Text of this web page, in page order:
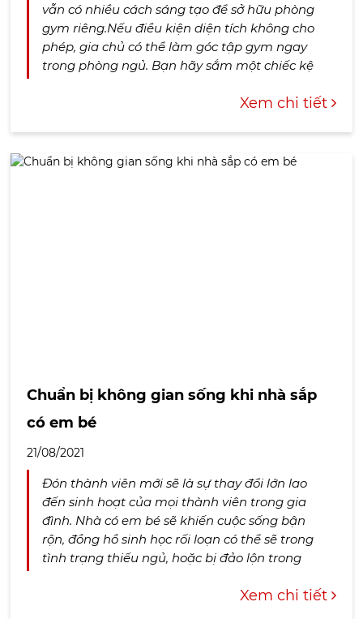
vẫn có nhiều cách sáng tạo để sở hữu phòng
gym riêng.Nếu điều kiện diện tích không cho
phép, gia chủ có thể làm góc tập gym ngay
trong phòng ngủ. Bạn hãy sắm một chiếc kệ
Xem chi tiết
Chuẩn bị không gian sống khi nhà sắp
có em bé
21/08/2021
Đón thành viên mới sẽ là sự thay đổi lớn lao
đến sinh hoạt của mọi thành viên trong gia
đình. Nhà có em bé sẽ khiến cuộc sống bận
rộn, đồng hồ sinh học rối loạn có thể sẽ trong
tình trạng thiếu ngủ, hoặc bị đảo lộn trong
Xem chi tiết